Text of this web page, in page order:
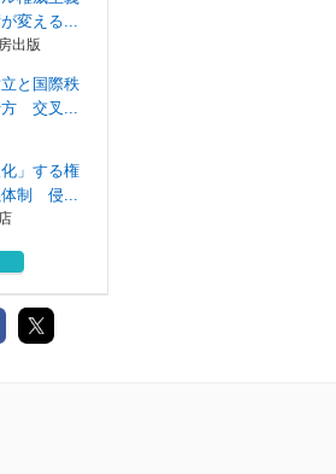
変える...
出版
と国際秩
方 交叉...
化」する権
体制 侵...
債権法
関節症の
手術